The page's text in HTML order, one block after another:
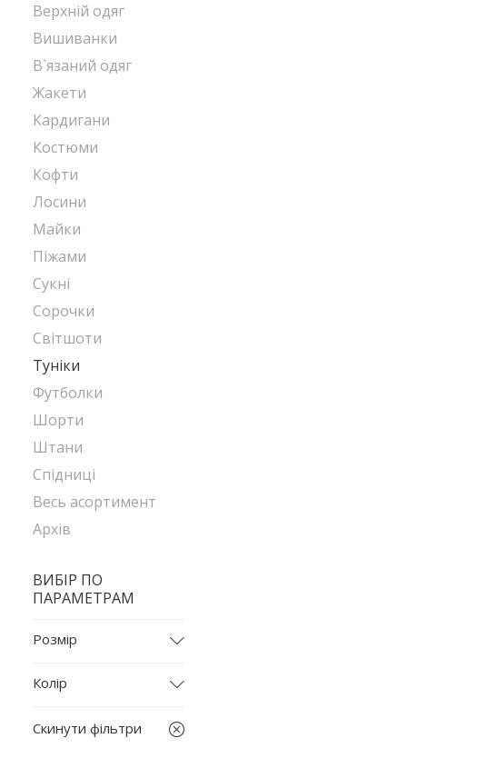
Верхній одяг
Вишиванки
В`язаний одяг
Жакети
Кардигани
Костюми
Кофти
Лосини
Майки
Піжами
Сукні
Сорочки
Світшоти
Туніки
Футболки
Шорти
Штани
Спідниці
Весь асортимент
Архів
ВИБІР ПО
ПАРАМЕТРАМ
Розмір
M
S
Колір
білий
Скинути фільтри